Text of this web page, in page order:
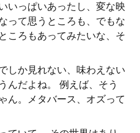
いっぱいあったし、変な映
って思うところも、でもな
ころもあってみたいな、そ
しか見れない、味わえない
んだよね。 例えば、そう
ん。メタバース、オズって